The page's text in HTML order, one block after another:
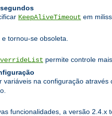
KeepAliveTimeout em
tornou-se obsoleta.
permite controle
variáveis na configuração através
funcionalidades, a versão 2.4.x